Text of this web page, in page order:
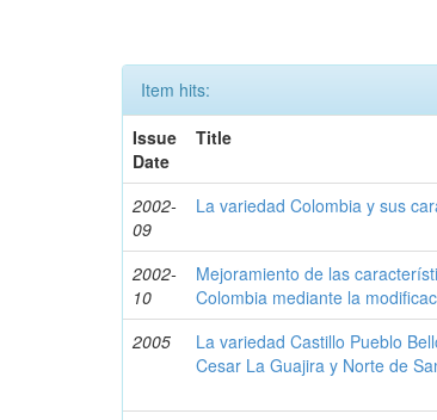
Item hits:
Issue
Date
Title
2002-
09
La variedad Colombia y sus
2002-
10
Mejoramiento de las
Colombia mediante la
2005
La variedad Castillo Pueblo
Cesar La Guajira y Norte de